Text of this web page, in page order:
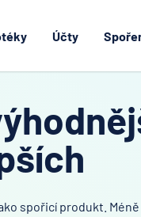
Účty
spořicí produkt.